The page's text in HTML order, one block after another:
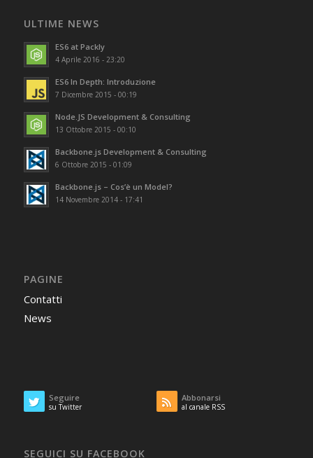
ULTIME NEWS
ES6 at Packly
4 Aprile 2016 - 23:20
ES6 In Depth: Introduzione
7 Dicembre 2015 - 00:19
Node.JS Development & Consulting
13 Ottobre 2015 - 00:10
Backbone.js Development & Consulting
6 Ottobre 2015 - 01:09
Backbone.js – Cos’è un Model?
14 Novembre 2014 - 17:41
PAGINE
Contatti
News
Seguire
su Twitter
Abbonarsi
al canale RSS
SEGUICI SU FACEBOOK